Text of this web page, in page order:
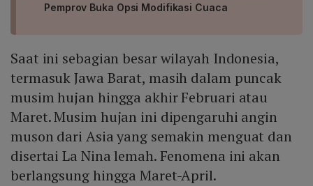
Pemprov Buka Opsi Modifikasi Cuaca
Saat ini sebagian besar wilayah Indonesia,
termasuk Jawa Barat, masih dalam puncak
musim hujan hingga akhir Februari atau
Maret. Musim hujan ini dipengaruhi angin
muson dari Asia yang semakin menguat dan
disertai La Nina lemah. Fenomena ini akan
berlangsung hingga Maret-April.